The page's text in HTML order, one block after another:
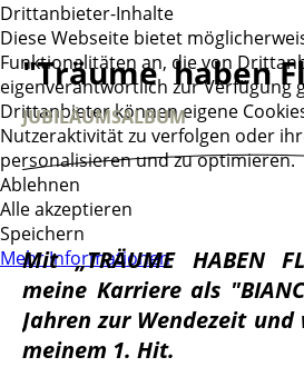
"Träume haben
JUBILÄUMSALBUM
Mit „TRÄUME HABEN
meine Karriere als
Jahren zur Wendezeit
meinem 1. Hit.
Drittanbieter-Inhalte
Diese Webseite bietet
Funktionalitäten an, die von
eigenverantwortlich zur Verfügung
Drittanbieter können eigene
Nutzeraktivität zu verfolgen oder
personalisieren und zu optimieren.
Ablehnen
Alle akzeptieren
Speichern
Mehr Informationen